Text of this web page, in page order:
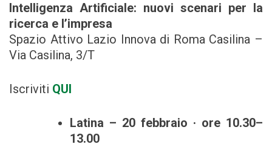
Intelligenza Artificiale: nuovi scenari per la
ricerca e l’impresa
Spazio Attivo Lazio Innova di Roma Casilina –
Via Casilina, 3/T
Iscriviti QUI
Latina – 20 febbraio · ore 10.30–
13.00